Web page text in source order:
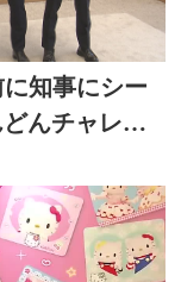
知事にシー
んチャレン